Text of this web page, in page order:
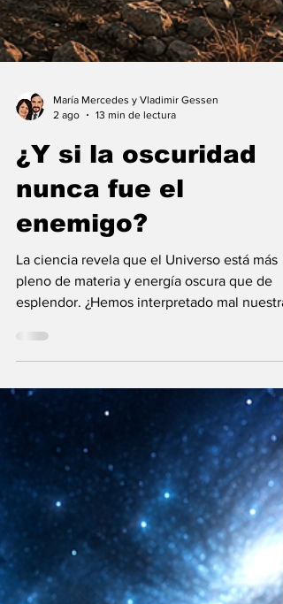
2 ago
13 min de lectura
¿Y si la oscuridad
nunca fue el
enemigo?
La ciencia revela que el Universo está más
pleno de materia y energía oscura que de
esplendor. ¿Hemos interpretado mal